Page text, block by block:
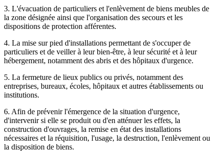
3. L'évacuation de particuliers et l'enlèvement de biens meubles de
la zone désignée ainsi que l'organisation des secours et les
dispositions de protection afférentes.
4. La mise sur pied d'installations permettant de s'occuper de
particuliers et de veiller à leur bien-être, à leur sécurité et à leur
hébergement, notamment des abris et des hôpitaux d'urgence.
5. La fermeture de lieux publics ou privés, notamment des
entreprises, bureaux, écoles, hôpitaux et autres établissements ou
institutions.
6. Afin de prévenir l'émergence de la situation d'urgence,
d'intervenir si elle se produit ou d'en atténuer les effets, la
construction d'ouvrages, la remise en état des installations
nécessaires et la réquisition, l'usage, la destruction, l'enlèvement ou
la disposition de biens.